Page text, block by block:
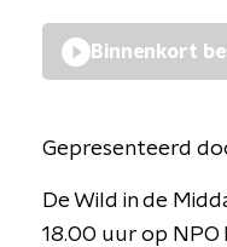
Binnenkort
Gepresenteerd
De Wild in de
18.00 uur op NPO